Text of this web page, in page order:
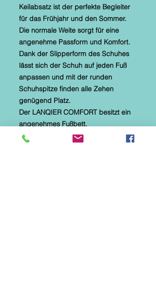
Keilabsatz ist der perfekte Begleiter
für das Frühjahr und den Sommer.
Die normale Weite sorgt für eine
angenehme Passform und Komfort.
Dank der Slipperform des Schuhes
lässt sich der Schuh auf jeden Fuß
anpassen und mit der runden
Schuhspitze finden alle Zehen
genügend Platz.
Der LANQIER COMFORT besitzt ein
angenehmes Fußbett.
Die Laufsohle aus Gummi ist flexibel.